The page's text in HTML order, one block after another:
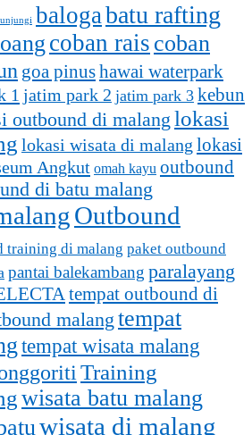
balogabatu rafting
coban rais coban
goa pinushawai waterpark
1 jatim park 2 jatim park 3 kebun
outbound di malang lokasi
lokasi wisata di malang lokasi
Angkut omah kayu outbound
di batu malang
Outbound
training di malang paket outbound
pantai balekambang paralayang
tempat outbound di
malang tempat
tempat wisata malang
Training
wisata batu malang
wisata di malang